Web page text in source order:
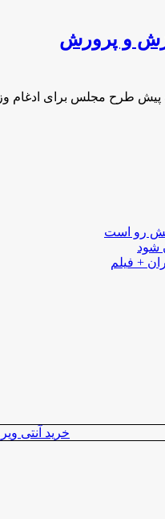
و پرورش
رو است
شود
+ فیلم
خرید آنتی